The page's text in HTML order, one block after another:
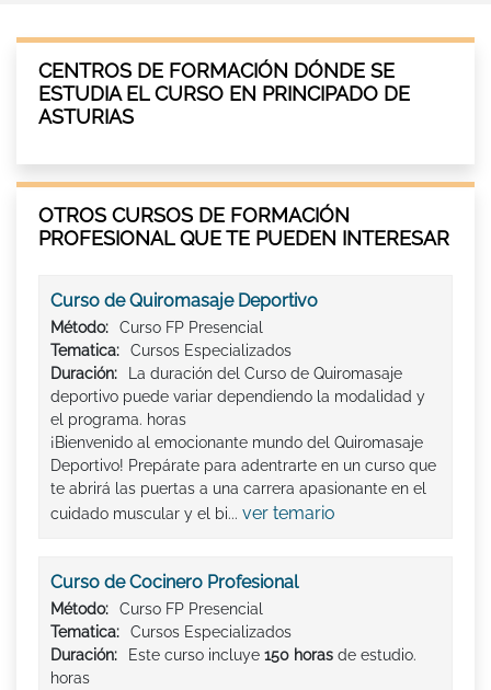
CENTROS DE FORMACIÓN DÓNDE SE
ESTUDIA EL CURSO EN PRINCIPADO DE
ASTURIAS
OTROS CURSOS DE FORMACIÓN
PROFESIONAL QUE TE PUEDEN INTERESAR
Curso de Quiromasaje Deportivo
Método:
Curso FP Presencial
Tematica:
Cursos Especializados
Duración:
La duración del Curso de Quiromasaje
deportivo puede variar dependiendo la modalidad y
el programa. horas
¡Bienvenido al emocionante mundo del Quiromasaje
Deportivo! Prepárate para adentrarte en un curso que
te abrirá las puertas a una carrera apasionante en el
cuidado muscular y el bi... ver temario
Curso de Cocinero Profesional
Método:
Curso FP Presencial
Tematica:
Cursos Especializados
Duración:
Este curso incluye 150 horas de estudio.
horas